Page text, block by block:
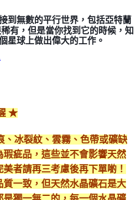
到無數的平行世界，包括亞特蘭
有，但是當你找到它的時候，知
星球上做出偉大的工作。
★
、冰裂紋、雲霧、色帶或礦缺
疵品，這些並不會影響天然
者請再三考慮後再下單喲！
一致，但天然水晶礦石是大